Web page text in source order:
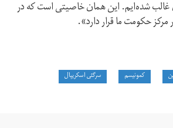
آن غالب شده‌ایم. این همان خاصیتی است که در
حکومت ما قرار دارد».
کمونیسم سرگئی اسکریپال